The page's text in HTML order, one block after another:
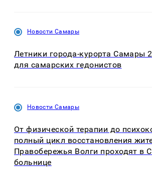
Новости Самары
Летники города-курорта Самары
для самарских гедонистов
Новости Самары
От физической терапии до
полный цикл восстановления
Правобережья Волги проходят в
больнице